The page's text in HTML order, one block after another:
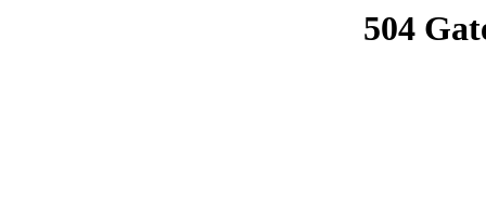
504